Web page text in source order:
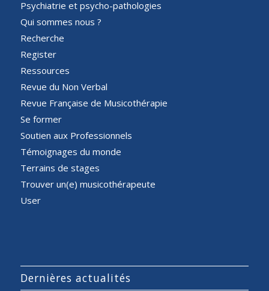
Psychiatrie et psycho-pathologies
Qui sommes nous ?
Recherche
Register
Ressources
Revue du Non Verbal
Revue Française de Musicothérapie
Se former
Soutien aux Professionnels
Témoignages du monde
Terrains de stages
Trouver un(e) musicothérapeute
User
Dernières actualités